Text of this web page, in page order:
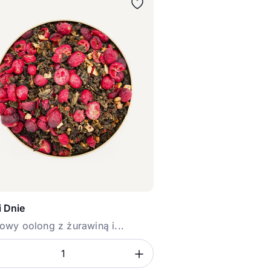
ilość
Dnie
oolong z żurawiną i...
ilość Zwiększ ilość